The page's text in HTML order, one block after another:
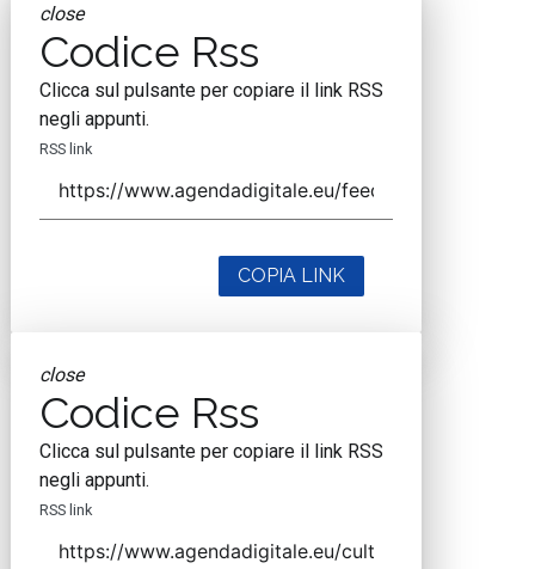
close
Codice Rss
Clicca sul pulsante per copiare il link RSS
negli appunti.
RSS link
COPIA LINK
close
Codice Rss
Clicca sul pulsante per copiare il link RSS
negli appunti.
RSS link